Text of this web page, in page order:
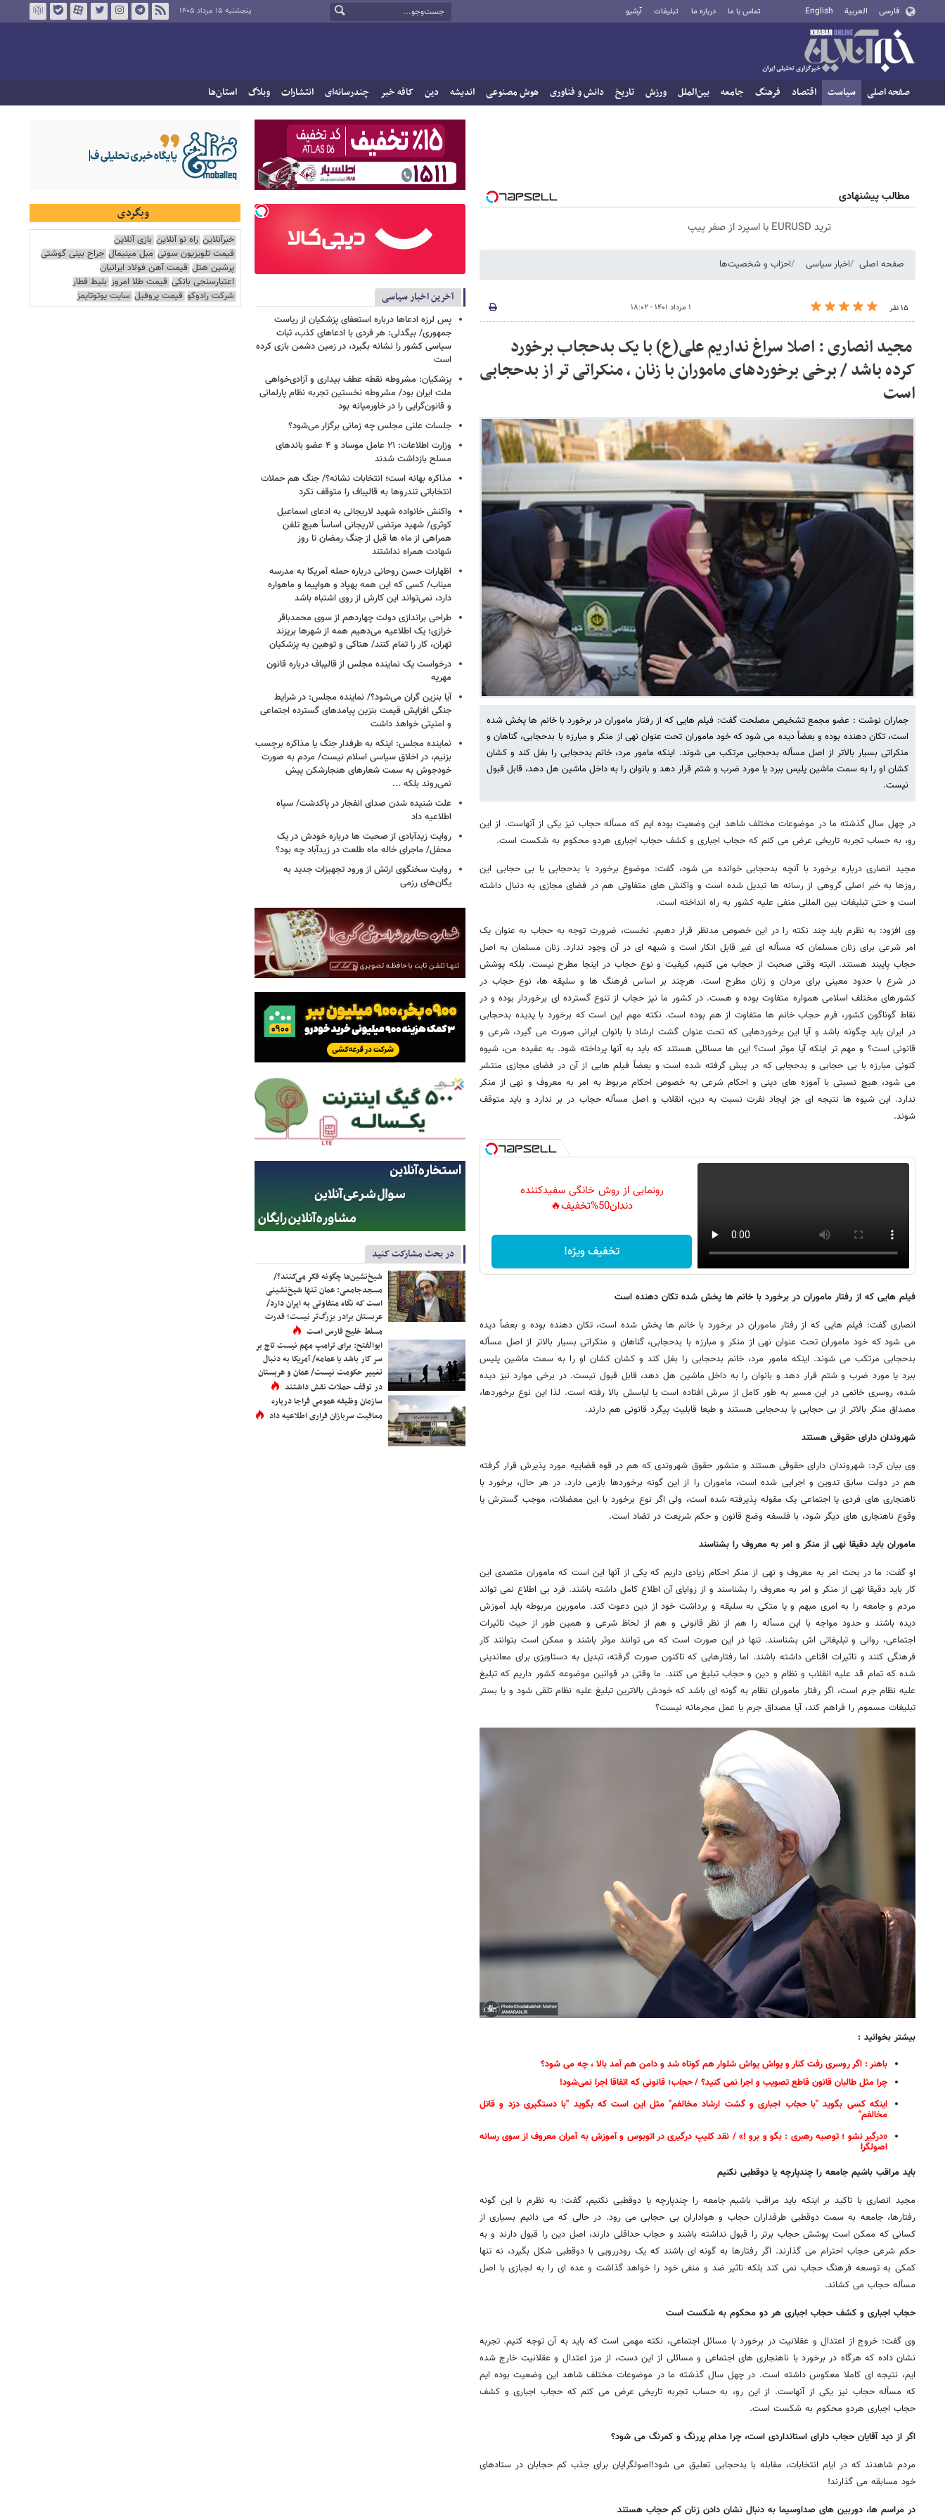
فارسی العربية English تماس با ما درباره ما تبلیغات آرشیو پنجشنبه ۱۵ مرداد ۱۴۰۵
صفحه اصلی سیاست اقتصاد فرهنگ جامعه بین‌الملل ورزش تاریخ دانش و فناوری هوش مصنوعی اندیشه دین کافه خبر چندرسانه‌ای انتشارات وبلاگ استان‌ها
مطالب پیشنهادی
ترید EURUSD با اسپرد از صفر پیپ
صفحه اصلی اخبار سیاسی احزاب و شخصیت‌ها
۱۵ نفر ۱ مرداد ۱۴۰۱ - ۱۸:۰۲
مجید انصاری : اصلا سراغ نداریم علی(ع) با یک بدحجاب برخورد
کرده باشد / برخی برخوردهای ماموران با زنان ، منکراتی تر از بدحجابی
است
جماران نوشت : عضو مجمع تشخیص مصلحت گفت: فیلم هایی که از رفتار ماموران در برخورد با خانم ها پخش شده
است، تکان دهنده بوده و بعضاً دیده می شود که خود ماموران تحت عنوان نهی از منکر و مبارزه با بدحجابی، گناهان و
منکراتی بسیار بالاتر از اصل مسأله بدحجابی مرتکب می شوند. اینکه مامور مرد، خانم بدحجابی را بغل کند و کشان
کشان او را به سمت ماشین پلیس ببرد یا مورد ضرب و شتم قرار دهد و بانوان را به داخل ماشین هل دهد، قابل قبول
نیست.
در چهل سال گذشته ما در موضوعات مختلف شاهد این وضعیت بوده ایم که مسأله حجاب نیز یکی از آنهاست. از این
رو، به حساب تجربه تاریخی عرض می کنم که حجاب اجباری و کشف حجاب اجباری هردو محکوم به شکست است.
مجید انصاری درباره برخورد با آنچه بدحجابی خوانده می شود، گفت: موضوع برخورد با بدحجابی یا بی حجابی این
روزها به خبر اصلی گروهی از رسانه ها تبدیل شده است و واکنش های متفاوتی هم در فضای مجازی به دنبال داشته
است و حتی تبلیغات بین المللی منفی علیه کشور به راه انداخته است.
وی افزود: به نظرم باید چند نکته را در این خصوص مدنظر قرار دهیم. نخست، ضرورت توجه به حجاب به عنوان یک
امر شرعی برای زنان مسلمان که مسأله ای غیر قابل انکار است و شبهه ای در آن وجود ندارد. زنان مسلمان به اصل
حجاب پایبند هستند. البته وقتی صحبت از حجاب می کنیم، کیفیت و نوع حجاب در اینجا مطرح نیست. بلکه پوشش
در شرع با حدود معینی برای مردان و زنان مطرح است. هرچند بر اساس فرهنگ ها و سلیقه ها، نوع حجاب در
کشورهای مختلف اسلامی همواره متفاوت بوده و هست. در کشور ما نیز حجاب از تنوع گسترده ای برخوردار بوده و در
نقاط گوناگون کشور، فرم حجاب خانم ها متفاوت از هم بوده است. نکته مهم این است که برخورد با پدیده بدحجابی
در ایران باید چگونه باشد و آیا این برخوردهایی که تحت عنوان گشت ارشاد با بانوان ایرانی صورت می گیرد، شرعی و
قانونی است؟ و مهم تر اینکه آیا موثر است؟ این ها مسائلی هستند که باید به آنها پرداخته شود. به عقیده من، شیوه
کنونی مبارزه با بی حجابی و بدحجابی که در پیش گرفته شده است و بعضاً فیلم هایی از آن در فضای مجازی منتشر
می شود، هیچ نسبتی با آموزه های دینی و احکام شرعی به خصوص احکام مربوط به امر به معروف و نهی از منکر
ندارد. این شیوه ها نتیجه ای جز ایجاد نفرت نسبت به دین، انقلاب و اصل مسأله حجاب در بر ندارد و باید متوقف
شوند.
رونمایی از روش خانگی سفیدکننده
دندان50%تخفیف🔥
تخفیف ویژه!
فیلم هایی که از رفتار ماموران در برخورد با خانم ها پخش شده تکان دهنده است
انصاری گفت: فیلم هایی که از رفتار ماموران در برخورد با خانم ها پخش شده است، تکان دهنده بوده و بعضاً دیده
می شود که خود ماموران تحت عنوان نهی از منکر و مبارزه با بدحجابی، گناهان و منکراتی بسیار بالاتر از اصل مسأله
بدحجابی مرتکب می شوند. اینکه مامور مرد، خانم بدحجابی را بغل کند و کشان کشان او را به سمت ماشین پلیس
ببرد یا مورد ضرب و شتم قرار دهد و بانوان را به داخل ماشین هل دهد، قابل قبول نیست. در برخی موارد نیز دیده
شده، روسری خانمی در این مسیر به طور کامل از سرش افتاده است یا لباسش بالا رفته است. لذا این نوع برخوردها،
مصداق منکر بالاتر از بی حجابی یا بدحجابی هستند و طبعا قابلیت پیگرد قانونی هم دارند.
شهروندان دارای حقوقی هستند
وی بیان کرد: شهروندان دارای حقوقی هستند و منشور حقوق شهروندی که هم در قوه قضاییه مورد پذیرش قرار گرفته
هم در دولت سابق تدوین و اجرایی شده است، ماموران را از این گونه برخوردها بازمی دارد. در هر حال، برخورد با
ناهنجاری های فردی یا اجتماعی یک مقوله پذیرفته شده است، ولی اگر نوع برخورد با این معضلات، موجب گسترش یا
وقوع ناهنجاری های دیگر شود، با فلسفه وضع قانون و حکم شریعت در تضاد است.
ماموران باید دقیقا نهی از منکر و امر به معروف را بشناسند
او گفت: ما در بحث امر به معروف و نهی از منکر احکام زیادی داریم که یکی از آنها این است که ماموران متصدی این
کار باید دقیقا نهی از منکر و امر به معروف را بشناسند و از زوایای آن اطلاع کامل داشته باشند. فرد بی اطلاع نمی تواند
مردم و جامعه را به امری مبهم و یا متکی به سلیقه و برداشت خود از دین دعوت کند. مامورین مربوطه باید آموزش
دیده باشند و حدود مواجه با این مسأله را هم از نظر قانونی و هم از لحاظ شرعی و همین طور از حیث تاثیرات
اجتماعی، روانی و تبلیغاتی اش بشناسند. تنها در این صورت است که می توانند موثر باشند و ممکن است بتوانند کار
فرهنگی کنند و تاثیرات اقناعی داشته باشند. اما رفتارهایی که تاکنون صورت گرفته، تبدیل به دستاویزی برای معاندینی
شده که تمام قد علیه انقلاب و نظام و دین و حجاب تبلیغ می کنند. ما وقتی در قوانین موضوعه کشور داریم که تبلیغ
علیه نظام جرم است، اگر رفتار ماموران نظام به گونه ای باشد که خودش بالاترین تبلیغ علیه نظام تلقی شود و یا بستر
تبلیغات مسموم را فراهم کند، آیا مصداق جرم یا عمل مجرمانه نیست؟
بیشتر بخوانید :
باهنر : اگر روسری رفت کنار و یواش یواش شلوار هم کوتاه شد و دامن هم آمد بالا ، چه می شود؟
چرا مثل طالبان قانون قاطع تصویب و اجرا نمی کنید؟ /حجاب؛ قانونی که اتفاقا اجرا نمی‌شود!
اینکه کسی بگوید "باحجاب اجباری و گشت ارشاد مخالفم" مثل این است که بگوید "با دستگیری دزد و قاتل
مخالفم"
«درگیر نشو ؛ توصیه رهبری : بگو و برو !» / نقد کلیپ درگیری در اتوبوس و آموزش به آمران معروف از سوی رسانه
اصولگرا
باید مراقب باشیم جامعه را چندپارچه یا دوقطبی نکنیم
مجید انصاری با تاکید بر اینکه باید مراقب باشیم جامعه را چندپارچه یا دوقطبی نکنیم، گفت: به نظرم با این گونه
رفتارها، جامعه به سمت دوقطبی طرفداران حجاب و هواداران بی حجابی می رود. در حالی که می دانیم بسیاری از
کسانی که ممکن است پوشش حجاب برتر را قبول نداشته باشند و حجاب حداقلی دارند، اصل دین را قبول دارند و به
حکم شرعی حجاب احترام می گذارند. اگر رفتارها به گونه ای باشند که یک رودررویی با دوقطبی شکل بگیرد، نه تنها
کمکی به توسعه فرهنگ حجاب نمی کند بلکه تاثیر ضد و منفی خود را خواهد گذاشت و عده ای را به لجبازی با اصل
مسأله حجاب می کشاند.
حجاب اجباری و کشف حجاب اجباری هر دو محکوم به شکست است
وی گفت: خروج از اعتدال و عقلانیت در برخورد با مسائل اجتماعی، نکته مهمی است که باید به آن توجه کنیم. تجربه
نشان داده که هرگاه در برخورد با ناهنجاری های اجتماعی و مسائلی از این دست، از مرز اعتدال و عقلانیت خارج شده
ایم، نتیجه ای کاملا معکوس داشته است. در چهل سال گذشته ما در موضوعات مختلف شاهد این وضعیت بوده ایم
که مسأله حجاب نیز یکی از آنهاست. از این رو، به حساب تجربه تاریخی عرض می کنم که حجاب اجباری و کشف
حجاب اجباری هردو محکوم به شکست است.
اگر از دید آقایان حجاب دارای استانداردی است، چرا مدام پررنگ و کمرنگ می شود؟
مردم شاهدند که در ایام انتخابات، مقابله با بدحجابی تعلیق می شود!اصولگرایان برای جذب کم حجابان در ستادهای
خود مسابقه می گذارند!
در مراسم ها، دوربین های صداوسیما به دنبال نشان دادن زنان کم حجاب هستند
آخرین اخبار سیاسی
پس لرزه ادعاها درباره استعفای پزشکیان از ریاست
جمهوری/ بیگدلی: هر فردی با ادعاهای کذب، ثبات
سیاسی کشور را نشانه بگیرد، در زمین دشمن بازی کرده
است
پزشکیان: مشروطه نقطه عطف بیداری و آزادی‌خواهی
ملت ایران بود/ مشروطه نخستین تجربه نظام پارلمانی
و قانون‌گرایی را در خاورمیانه بود
جلسات علنی مجلس چه زمانی برگزار می‌شود؟
وزارت اطلاعات: ۲۱ عامل موساد و ۴ عضو باندهای
مسلح بازداشت شدند
مذاکره بهانه است؛ انتخابات نشانه؟/ جنگ هم حملات
انتخاباتی تندروها به قالیباف را متوقف نکرد
واکنش خانواده شهید لاریجانی به ادعای اسماعیل
کوثری/ شهید مرتضی لاریجانی اساساً هیچ تلفن
همراهی از ماه ها قبل از جنگ رمضان تا روز
شهادت همراه نداشتند
اظهارات حسن روحانی درباره حمله آمریکا به مدرسه
میناب/ کسی که این همه پهپاد و هواپیما و ماهواره
دارد، نمی‌تواند این کارش از روی اشتباه باشد
طراحی براندازی دولت چهاردهم از سوی محمدباقر
خرازی؛ یک اطلاعیه می‌دهیم همه از شهرها بریزند
تهران، کار را تمام کنند/ هتاکی و توهین به پزشکیان
درخواست یک نماینده مجلس از قالیباف درباره قانون
مهریه
آیا بنزین گران می‌شود؟/ نماینده مجلس: در شرایط
جنگی افزایش قیمت بنزین پیامدهای گسترده اجتماعی
و امنیتی خواهد داشت
نماینده مجلس: اینکه به طرفدار جنگ یا مذاکره برچسب
بزنیم، در اخلاق سیاسی اسلام نیست/ مردم به صورت
خودجوش به سمت شعارهای هنجارشکن پیش
نمی‌روند بلکه ...
علت شنیده شدن صدای انفجار در پاکدشت/ سپاه
اطلاعیه داد
روایت زیدآبادی از صحبت ها درباره خودش در یک
محفل/ ماجرای خاله ماه طلعت در زیدآباد چه بود؟
روایت سخنگوی ارتش از ورود تجهیزات جدید به
یگان‌های رزمی
در بحث مشارکت کنید
شیخ‌نشین‌ها چگونه فکر می‌کنند؟/
مسجدجامعی: عمان تنها شیخ‌نشینی
است که نگاه متفاوتی به ایران دارد/
عربستان برادر بزرگ‌تر نیست؛ قدرت
مسلط خلیج فارس است
ابوالفتح: برای ترامپ مهم نیست تاج بر
سر کار باشد یا عمامه/ آمریکا به دنبال
تغییر حکومت نیست/ عمان و عربستان
در توقف حملات نقش داشتند
سازمان وظیفه عمومی فراجا درباره
معافیت سربازان فراری اطلاعیه داد
وبگردی
خبرآنلاین راه نو آنلاین بازی آنلاین
قیمت تلویزیون سونی مبل مینیمال جراح بینی گوشتی
پرشین هتل قیمت آهن فولاد ایرانیان
اعتبارسنجی بانکی قیمت طلا امروز بلیط قطار
شرکت رادوکو قیمت پروفیل سایت یوتوتایمز